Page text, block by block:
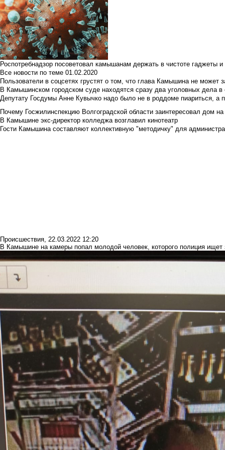
Роспотребнадзор посоветовал камышанам держать в чистоте гаджеты
Все новости по теме 01.02.2020
Пользователи в соцсетях грустят о том, что глава Камышина не может
В Камышинском городском суде находятся сразу два уголовных дела
Депутату Госдумы Анне Кувычко надо было не в роддоме пиариться, а
Почему Госжилинспекцию Волгоградской области заинтересовал дом
В Камышине экс-директор колледжа возглавил кинотеатр
Гости Камышина составляют коллективную "методичку" для
Происшествия, 22.03.2022 12:20
В Камышине на камеры попал молодой человек, которого полиция ищет